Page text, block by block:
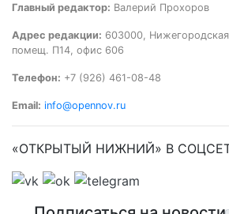
Главный редактор: Валерий Прохоров
Адрес редакции: 603000,
помещ. П14, офис 606
Телефон: +7 (926) 461-08-48
Email: info@opennov.ru
«ОТКРЫТЫЙ НИЖНИЙ» В